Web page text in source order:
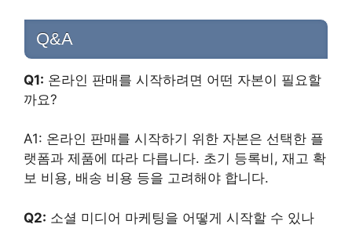
Q&A
Q1: 온라인 판매를 시작하려면 어떤 자본이 필요할
까요?
A1: 온라인 판매를 시작하기 위한 자본은 선택한 플
랫폼과 제품에 따라 다릅니다. 초기 등록비, 재고 확
보 비용, 배송 비용 등을 고려해야 합니다.
Q2: 소셜 미디어 마케팅을 어떻게 시작할 수 있나